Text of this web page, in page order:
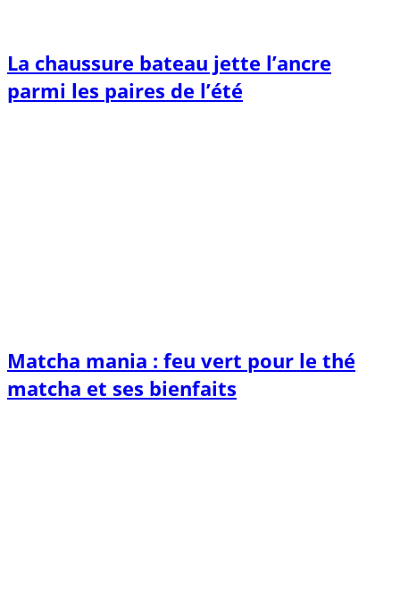
La chaussure bateau jette l’ancre
parmi les paires de l’été
Matcha mania : feu vert pour le thé
matcha et ses bienfaits